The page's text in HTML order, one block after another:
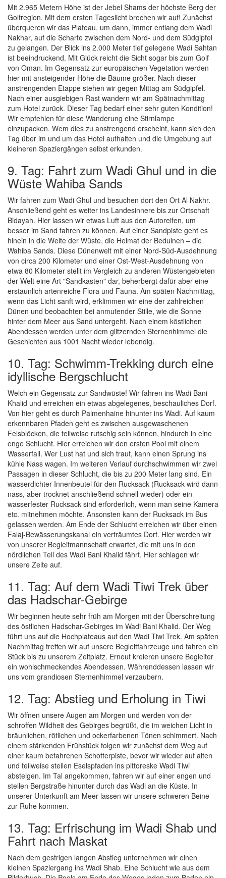
Mit 2.965 Metern Höhe ist der Jebel Shams der höchste Berg der
Golfregion. Mit dem ersten Tageslicht brechen wir auf! Zunächst
überqueren wir das Plateau, um dann, immer entlang dem Wadi
Nakhar, auf die Scharte zwischen dem Nord- und dem Südgipfel
zu gelangen. Der Blick ins 2.000 Meter tief gelegene Wadi Sahtan
ist beeindruckend. Mit Glück reicht die Sicht sogar bis zum Golf
von Oman. Im Gegensatz zur europäischen Vegetation werden
hier mit ansteigender Höhe die Bäume größer. Nach dieser
anstrengenden Etappe stehen wir gegen Mittag am Südgipfel.
Nach einer ausgiebigen Rast wandern wir am Spätnachmittag
zum Hotel zurück. Dieser Tag bedarf einer sehr guten Kondition!
Wir empfehlen für diese Wanderung eine Stirnlampe
einzupacken. Wem dies zu anstrengend erscheint, kann sich den
Tag über im und um das Hotel aufhalten und die Umgebung auf
kleineren Spaziergängen selbst erkunden.
9. Tag: Fahrt zum Wadi Ghul und in die
Wüste Wahiba Sands
Wir fahren zum Wadi Ghul und besuchen dort den Ort Al Nakhr.
Anschließend geht es weiter ins Landesinnere bis zur Ortschaft
Bidayah. Hier lassen wir etwas Luft aus den Autoreifen, um
besser im Sand fahren zu können. Auf einer Sandpiste geht es
hinein in die Weite der Wüste, die Heimat der Beduinen – die
Wahiba Sands. Diese Dünenwelt mit einer Nord-Süd-Ausdehnung
von circa 200 Kilometer und einer Ost-West-Ausdehnung von
etwa 80 Kilometer stellt im Vergleich zu anderen Wüstengebieten
der Welt eine Art "Sandkasten" dar, beherbergt dafür aber eine
erstaunlich artenreiche Flora und Fauna. Am späten Nachmittag,
wenn das Licht sanft wird, erklimmen wir eine der zahlreichen
Dünen und beobachten bei anmutender Stille, wie die Sonne
hinter dem Meer aus Sand untergeht. Nach einem köstlichen
Abendessen werden unter dem glitzernden Sternenhimmel die
Geschichten aus 1001 Nacht wieder lebendig.
10. Tag: Schwimm-Trekking durch eine
idyllische Bergschlucht
Welch ein Gegensatz zur Sandwüste! Wir fahren ins Wadi Bani
Khalid und erreichen ein etwas abgelegenes, beschauliches Dorf.
Von hier geht es durch Palmenhaine hinunter ins Wadi. Auf kaum
erkennbaren Pfaden geht es zwischen ausgewaschenen
Felsblöcken, die teilweise rutschig sein können, hindurch in eine
enge Schlucht. Hier erreichen wir den ersten Pool mit einem
Wasserfall. Wer Lust hat und sich traut, kann einen Sprung ins
kühle Nass wagen. Im weiteren Verlauf durchschwimmen wir zwei
Passagen in dieser Schlucht, die bis zu 200 Meter lang sind. Ein
wasserdichter Innenbeutel für den Rucksack (Rucksack wird dann
nass, aber trocknet anschließend schnell wieder) oder ein
wasserfester Rucksack sind erforderlich, wenn man seine Kamera
etc. mitnehmen möchte. Ansonsten kann der Rucksack im Bus
gelassen werden. Am Ende der Schlucht erreichen wir über einen
Falaj-Bewässerungskanal ein verträumtes Dorf. Hier werden wir
von unserer Begleitmannschaft erwartet, die mit uns in den
nördlichen Teil des Wadi Bani Khalid fährt. Hier schlagen wir
unsere Zelte auf.
11. Tag: Auf dem Wadi Tiwi Trek über
das Hadschar-Gebirge
Wir beginnen heute sehr früh am Morgen mit der Überschreitung
des östlichen Hadschar-Gebirges im Wadi Bani Khalid. Der Weg
führt uns auf die Hochplateaus auf den Wadi Tiwi Trek. Am späten
Nachmittag treffen wir auf unsere Begleitfahrzeuge und fahren ein
Stück bis zu unserem Zeltplatz. Erneut kreieren unsere Begleiter
ein wohlschmeckendes Abendessen. Währenddessen lassen wir
uns vom grandiosen Sternenhimmel verzaubern.
12. Tag: Abstieg und Erholung in Tiwi
Wir öffnen unsere Augen am Morgen und werden von der
schroffen Wildheit des Gebirges begrüßt, die im weichen Licht in
bräunlichen, rötlichen und ockerfarbenen Tönen schimmert. Nach
einem stärkenden Frühstück folgen wir zunächst dem Weg auf
einer kaum befahrenen Schotterpiste, bevor wir wieder auf alten
und teilweise steilen Eselspfaden ins pittoreske Wadi Tiwi
absteigen. Im Tal angekommen, fahren wir auf einer engen und
steilen Bergstraße hinunter durch das Wadi an die Küste. In
unserer Unterkunft am Meer lassen wir unsere schweren Beine
zur Ruhe kommen.
13. Tag: Erfrischung im Wadi Shab und
Fahrt nach Maskat
Nach dem gestrigen langen Abstieg unternehmen wir einen
kleinen Spaziergang ins Wadi Shab. Eine Schlucht wie aus dem